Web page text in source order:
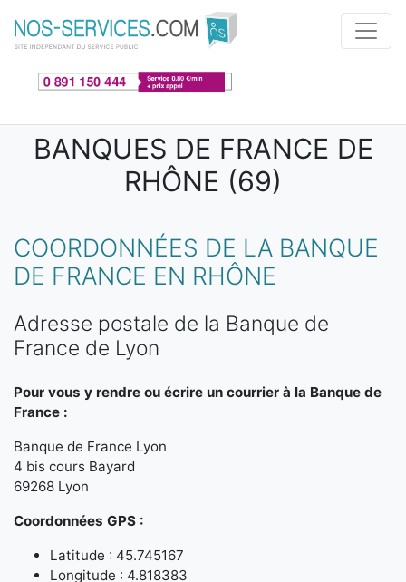
Aller au contenu principal
BANQUES DE FRANCE DE
RHÔNE (69)
COORDONNÉES DE LA BANQUE
DE FRANCE EN RHÔNE
Adresse postale de la Banque de
France de Lyon
Pour vous y rendre ou écrire un courrier à la Banque de
France :
Banque de France Lyon
4 bis cours Bayard
69268 Lyon
Coordonnées GPS :
Latitude : 45.745167
Longitude : 4.818383